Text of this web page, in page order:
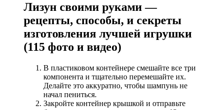
Лизун своими руками —
рецепты, способы, и секреты
изготовления лучшей игрушки
(115 фото и видео)
В пластиковом контейнере смешайте все три
компонента и тщательно перемешайте их.
Делайте это аккуратно, чтобы шампунь не
начал пениться.
Закройте контейнер крышкой и отправьте